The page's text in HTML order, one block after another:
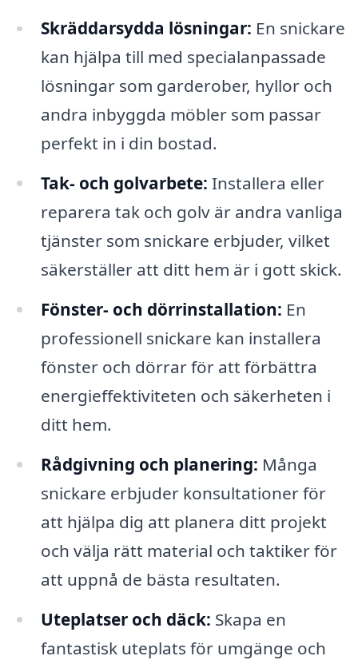
Skräddarsydda lösningar: En snickare
kan hjälpa till med specialanpassade
lösningar som garderober, hyllor och
andra inbyggda möbler som passar
perfekt in i din bostad.
Tak- och golvarbete: Installera eller
reparera tak och golv är andra vanliga
tjänster som snickare erbjuder, vilket
säkerställer att ditt hem är i gott skick.
Fönster- och dörrinstallation: En
professionell snickare kan installera
fönster och dörrar för att förbättra
energieffektiviteten och säkerheten i
ditt hem.
Rådgivning och planering: Många
snickare erbjuder konsultationer för
att hjälpa dig att planera ditt projekt
och välja rätt material och taktiker för
att uppnå de bästa resultaten.
Uteplatser och däck: Skapa en
fantastisk uteplats för umgänge och